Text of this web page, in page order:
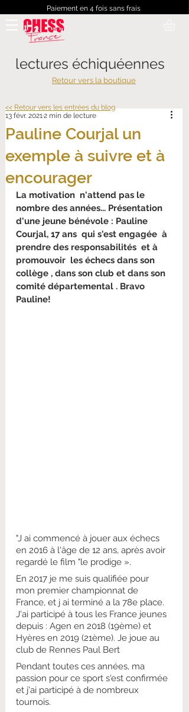
Paiement en 4 fois sans frais
lectures échiquéennes
Retour vers la boutique
Pauline Courjal un
exemple à suivre et à
encourager
13 févr. 2021 2 min de lecture
La motivation  n'attend pas le
nombre des années... Présentation
d'une jeune bénévole : Pauline
Courjal, 17 ans  qui s'est engagée  à
prendre des responsabilités  et à
promouvoir  les échecs dans son
collège , dans son club et dans son
comité départemental . Bravo
Pauline!
"J ai commencé à jouer aux échecs
en 2016 à l'âge de 12 ans, après avoir
regardé le film "le prodige​ ».
En 2017 je me suis qualifiée pour
mon premier championnat de
France, et j ai terminé a la 78e place.​
J'ai participé à tous les France jeunes
depuis​ : Agen en 2018 (19ème) et
Hyères en 2019 (21ème). Je joue au
club de Rennes Paul Bert
Pendant toutes ces années, ma
passion pour ce sport s'est confirmée
et j'ai participé à de nombreux
tournois.
<< Retour vers les entrées du blog